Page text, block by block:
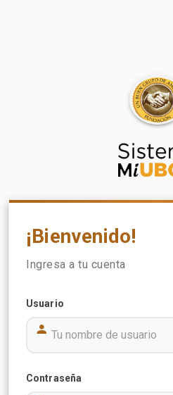
¡Bienvenido!
Ingresa a tu cuenta
Usuario
Contraseña